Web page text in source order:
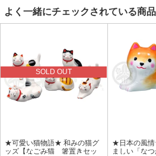
よく一緒にチェックされている商品
SOLD OUT
★可愛い猫物語★ 和みの猫グ
ッズ【なごみ猫 箸置きセッ
★日本の風
ましい「な